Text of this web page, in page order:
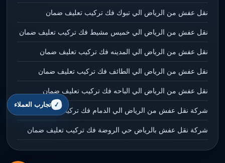
نقل عفش من الرياض الي تبوك فك تركيب تعليف ضمان
نقل عفش من الرياض الي خميس مشيط فك تركيب تعليف ضمان
نقل عفش من الرياض الي المدينه فك تركيب تعليف ضمان
نقل عفش من الرياض الي الطائف فك تركيب تعليف ضمان
نقل عفش من الرياض الي الباحه فك تركيب تعليف ضمان
شركة نقل عفش من الرياض الي الدمام فك تركيب تعليف ضمان
شركة نقل عفش بالرياض حي الروضة فك تركيب تعليف ضمان
تجارب العملاء